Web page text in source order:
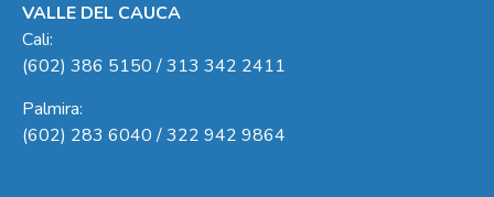
VALLE DEL CAUCA
Cali:
(602) 386 5150 / 313 342 2411
Palmira:
(602) 283 6040 / 322 942 9864